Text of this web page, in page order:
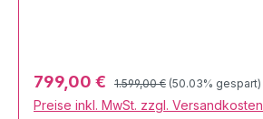
Verkaufspreis:
799,00 € Regulärer Preis:
1.599,00 € (50.03% gespart)
Preise inkl. MwSt. zzgl. Versandkosten